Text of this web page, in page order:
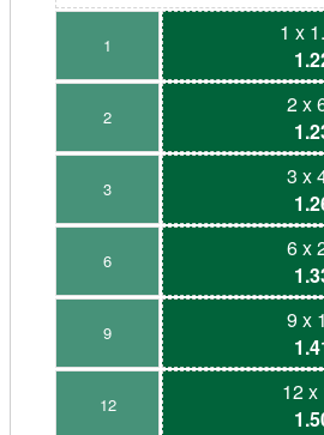
1
1 x
2
2 x
3
3 x
6
6 x
9
9 x
12
12 x